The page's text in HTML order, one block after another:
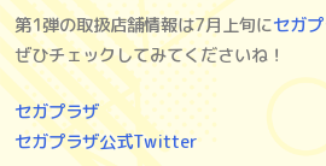
第1弾の取扱店舗情報は7月上旬にセガ
ぜひチェックしてみてくださいね！
セガプラザ
セガプラザ公式Twitter